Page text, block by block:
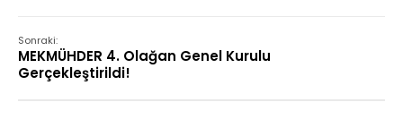
Sonraki:
MEKMÜHDER 4. Olağan Genel Kurulu
Gerçekleştirildi!